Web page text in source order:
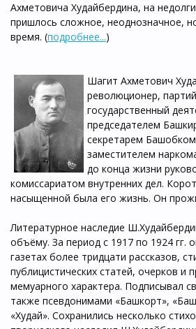
Ахметовича Худайбердина, на
пришлось сложное, неоднозначное,
время. (подробнее...)
Шагит Ахметович
революционер,
государственный
председателем
секретарем
заместителем
до конца жизни
комиссариатом внутренних дел.
насыщенной была его жизнь. Он
Литературное наследие
объёму. За период с 1917 по 1924 гг.
газетах более тридцати рассказов,
публицистических статей, очерков и
мемуарного характера. Подписывал
также псевдонимами «Башкорт»,
«Худай». Сохранились несколько